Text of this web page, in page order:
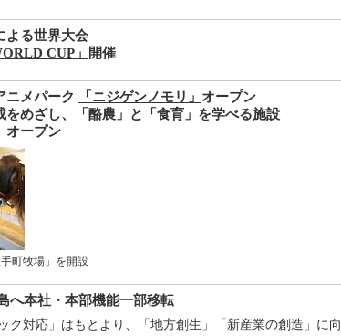
よる世界大会
CUP」 開催
ニメパーク 「ニジゲンノモリ」 オープン
をめざし、「酪農」と「食育」を学べる施設
オープン
町牧場」を開設
へ本社・本部機能一部移転
ク対応」はもとより、「地方創生」「新産業の創造」に向